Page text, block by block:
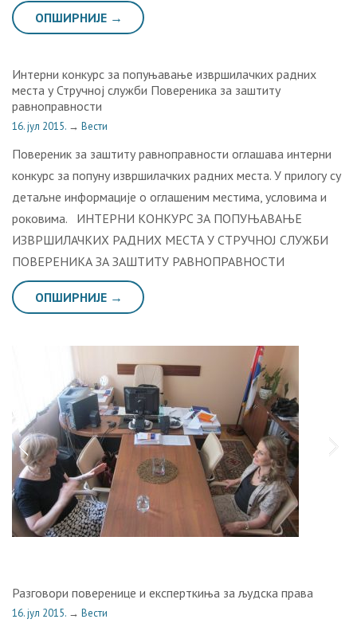
ОПШИРНИЈЕ →
Интерни конкурс за попуњавање извршилачких радних
места у Стручној служби Повереника за заштиту
равноправности
16. јул 2015. → Вести
Повереник за заштиту равноправности оглашава интерни
конкурс за попуну извршилачких радних места. У прилогу су
детаљне информације о оглашеним местима, условима и
роковима. ИНТЕРНИ КОНКУРС ЗА ПОПУЊАВАЊЕ
ИЗВРШИЛАЧКИХ РАДНИХ МЕСТА У СТРУЧНОЈ СЛУЖБИ
ПОВЕРЕНИКА ЗА ЗАШТИТУ РАВНОПРАВНОСТИ
ОПШИРНИЈЕ →
Разговори поверенице и експерткиња за људска права
16. јул 2015. → Вести